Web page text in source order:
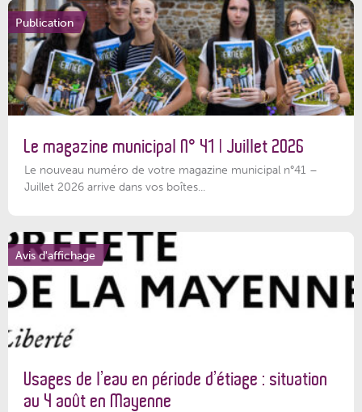
Publication
Le magazine municipal N° 41 | Juillet 2026
Le nouveau numéro de votre magazine municipal n°41 –
Juillet 2026 arrive dans vos boîtes...
Avis d'affichage
Usages de l’eau en période d’étiage : situation
au 4 août en Mayenne